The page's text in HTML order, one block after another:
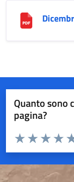
Quanto sono
pagina?
Valuta da 1 a 5 stelle
Valuta 3
Valuta 2
Valuta 1 stelle su